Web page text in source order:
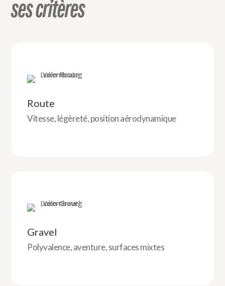
ses critères
Route
Vitesse, légèreté, position aérodynamique
Gravel
Polyvalence, aventure, surfaces mixtes